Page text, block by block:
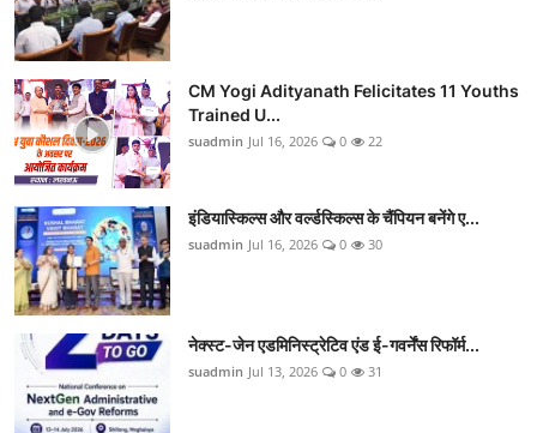
CM Yogi Adityanath Felicitates 11 Youths
Trained U...
suadmin Jul 16, 2026 0 22
इंडियास्किल्स और वर्ल्डस्किल्स के चैंपियन बनेंगे ए...
suadmin Jul 16, 2026 0 30
नेक्स्ट-जेन एडमिनिस्ट्रेटिव एंड ई-गवर्नेंस रिफॉर्म...
suadmin Jul 13, 2026 0 31